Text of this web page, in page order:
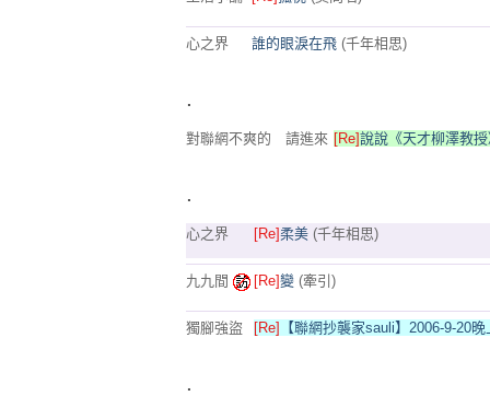
心之界 誰的眼淚在飛 (千年相思)
.
對聯網不爽的 請進來 [Re]說說《天才柳澤教
.
心之界 [Re]柔美 (千年相思)
九九間 [Re]變 (牽引)
獨腳強盜 [Re] 【聯網抄襲家sauli】2006-9-20
.